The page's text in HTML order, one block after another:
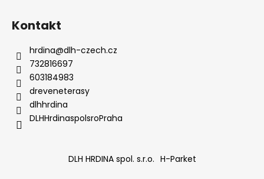
Kontakt
hrdina@dlh-czech.cz
732816697
603184983
dreveneterasy
dlhhrdina
DLHHrdinaspolsroPraha
DLH HRDINA spol. s.r.o. H-Parket